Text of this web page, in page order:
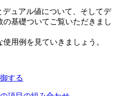
ュアル値について、そしてデ
の基礎ついてご覧いただきまし
用例を見ていきましょう。
する